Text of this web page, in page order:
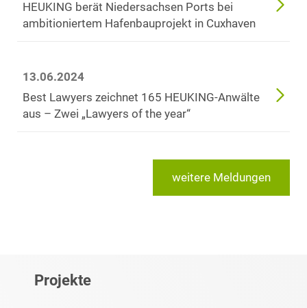
HEUKING berät Niedersachsen Ports bei
ambitioniertem Hafenbauprojekt in Cuxhaven
13.06.2024
Best Lawyers zeichnet 165 HEUKING-Anwälte
aus – Zwei „Lawyers of the year“
weitere Meldungen
Projekte